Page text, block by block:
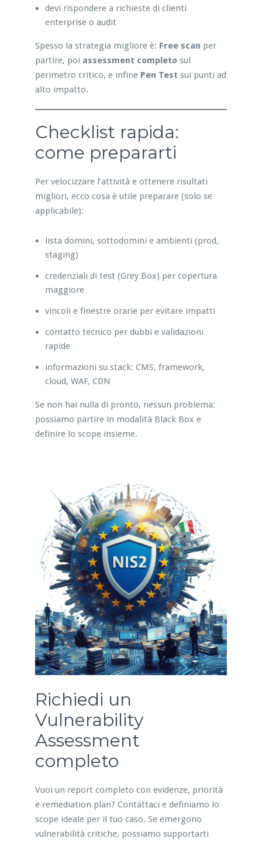
devi rispondere a richieste di clienti
enterprise o audit
Spesso la strategia migliore è: Free scan per
partire, poi assessment completosul
perimetro critico, e infine Pen Test sui punti ad
alto impatto.
Checklist rapida:
come prepararti
Per velocizzare l’attività e ottenere risultati
migliori, ecco cosa è utile preparare (solo se
applicabile):
lista domini, sottodomini e ambienti (prod,
staging)
credenziali di test (Grey Box) per copertura
maggiore
vincoli e finestre orarie per evitare impatti
contatto tecnico per dubbi e validazioni
rapide
informazioni su stack: CMS, framework,
cloud, WAF, CDN
Se non hai nulla di pronto, nessun problema:
possiamo partire in modalità Black Box e
definire lo scope insieme.
Richiedi un
Vulnerability
Assessment
completo
Vuoi un report completo con evidenze, priorità
e remediation plan? Contattaci e definiamo lo
scope ideale per il tuo caso. Se emergono
vulnerabilità critiche, possiamo supportarti